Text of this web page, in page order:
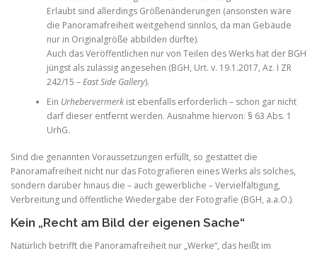
Erlaubt sind allerdings Größenänderungen (ansonsten wäre
die Panoramafreiheit weitgehend sinnlos, da man Gebäude
nur in Originalgröße abbilden dürfte).
Auch das Veröffentlichen nur von Teilen des Werks hat der BGH
jüngst als zulässig angesehen (BGH, Urt. v. 19.1.2017, Az. I ZR
242/15 –East Side Gallery).
Ein Urhebervermerkist ebenfalls erforderlich – schon gar nicht
darf dieser entfernt werden. Ausnahme hiervon: § 63 Abs. 1
UrhG.
Sind die genannten Voraussetzungen erfüllt, so gestattet die
Panoramafreiheit nicht nur das Fotografieren eines Werks als solches,
sondern darüber hinaus die – auch gewerbliche – Vervielfältigung,
Verbreitung und öffentliche Wiedergabe der Fotografie (BGH, a.a.O.).
Kein „Recht am Bild der eigenen Sache“
Natürlich betrifft die Panoramafreiheit nur „Werke“, das heißt im